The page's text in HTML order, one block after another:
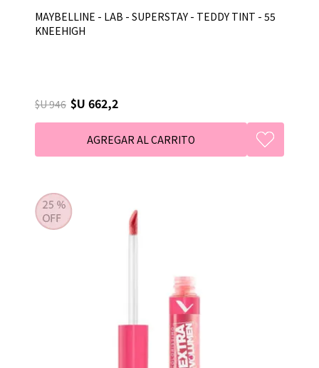
MAYBELLINE - LAB - SUPERSTAY - TEDDY TINT - 55
KNEEHIGH
$U 946 $U 662,2